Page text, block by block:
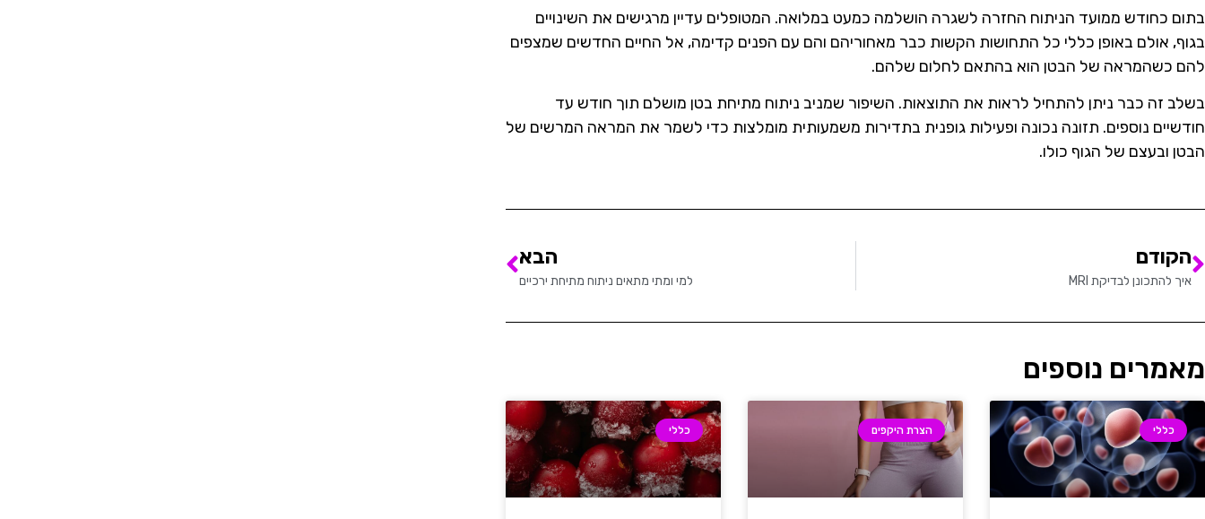
בתום כחודש ממועד הניתוח החזרה לשגרה הושלמה כמעט במלואה. המטופלים עדיין מרגישים את השינויים
בגוף, אולם באופן כללי כל התחושות הקשות כבר מאחוריהם והם עם הפנים קדימה, אל החיים החדשים שמצפים
להם כשהמראה של הבטן הוא בהתאם לחלום שלהם.
בשלב זה כבר ניתן להתחיל לראות את התוצאות. השיפור שמניב ניתוח מתיחת בטן מושלם תוך חודש עד
חודשיים נוספים. תזונה נכונה ופעילות גופנית בתדירות משמעותית מומלצות כדי לשמר את המראה המרשים של
הבטן ובעצם של הגוף כולו.
הקודם
איך להתכונן לבדיקת MRI
הבא
למי ומתי מתאים ניתוח מתיחת ירכיים
מאמרים נוספים
כללי הצרת היקפים כללי